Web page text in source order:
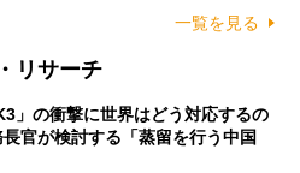
一覧を見る
リサーチ
」の衝撃に世界はどう対応するの
官が検討する「蒸留を行う中国